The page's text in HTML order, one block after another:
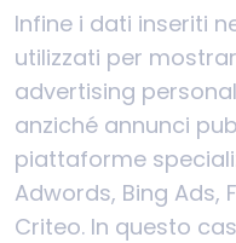
Infine i dati inseriti
utilizzati per
advertising
anziché annunci
piattaforme
Adwords, Bing Ads,
Criteo. In questo